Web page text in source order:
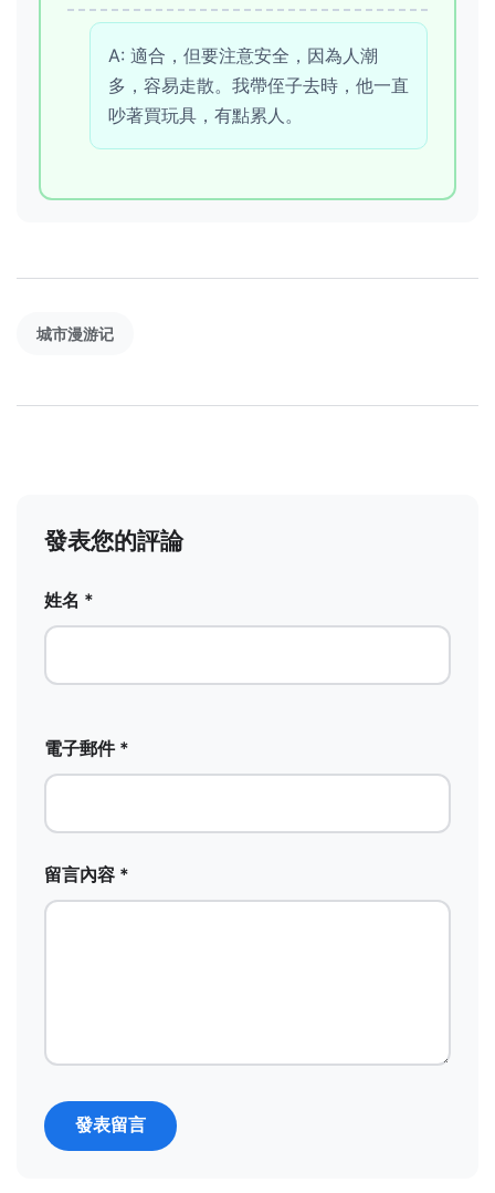
A: 適合，但要注意安全，因為人潮
多，容易走散。我帶侄子去時，他一直
吵著買玩具，有點累人。
城市漫游记
發表您的評論
姓名 *
電子郵件 *
留言內容 *
發表留言